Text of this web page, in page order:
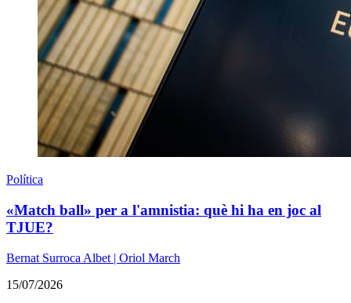
Política
«Match ball» per a l'amnistia: què hi ha en joc al
TJUE?
Bernat Surroca Albet | Oriol March
15/07/2026